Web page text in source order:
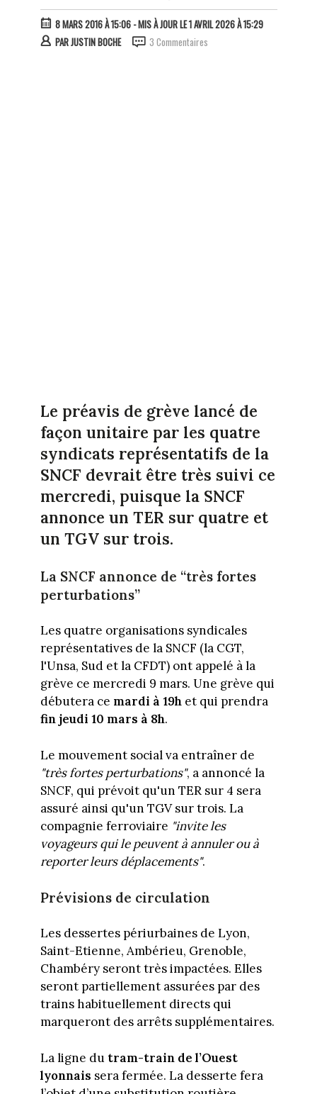
8 MARS 2016 À 15:06- MIS À JOUR LE 1 AVRIL 2026 À 15:29
PARJUSTIN BOCHE 3 Commentaires
Le préavis de grève lancé de
façon unitaire par les quatre
syndicats représentatifs de la
SNCF devrait être très suivi ce
mercredi, puisque la SNCF
annonce un TER sur quatre et
un TGV sur trois.
La SNCF annonce de “très fortes
perturbations”
Les quatre organisations syndicales
représentatives de la SNCF (la CGT,
l'Unsa, Sud et la CFDT) ont appelé à la
grève ce mercredi 9 mars. Une grève qui
débutera ce mardi à 19het qui prendra
fin jeudi 10 mars à 8h.
Le mouvement social va entraîner de
"très fortes perturbations", a annoncé la
SNCF, qui prévoit qu'un TER sur 4 sera
assuré ainsi qu'un TGV sur trois. La
compagnie ferroviaire "invite les
voyageurs qui le peuvent à annuler ou à
reporter leurs déplacements".
Prévisions de circulation
Les dessertes périurbaines de Lyon,
Saint-Etienne, Ambérieu, Grenoble,
Chambéry seront très impactées. Elles
seront partiellement assurées par des
trains habituellement directs qui
marqueront des arrêts supplémentaires.
La ligne du tram-train de l’Ouest
lyonnais sera fermée. La desserte fera